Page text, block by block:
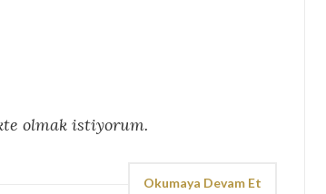
olmak istiyorum.
Okumaya Devam Et